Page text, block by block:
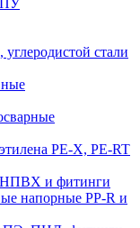
стали
PE-X, PE-RT
и фитинги
напорные PP-R и